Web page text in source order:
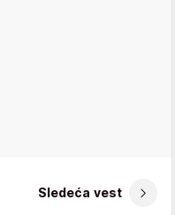
Sledeća vest